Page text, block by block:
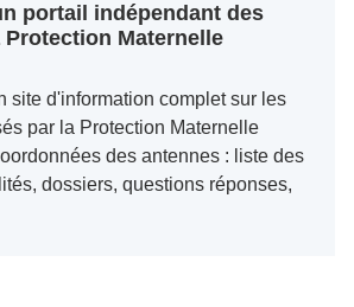
portail indépendant des
Maternelle
site d'information complet sur les
par la Protection Maternelle
des antennes : liste des
dossiers, questions réponses,